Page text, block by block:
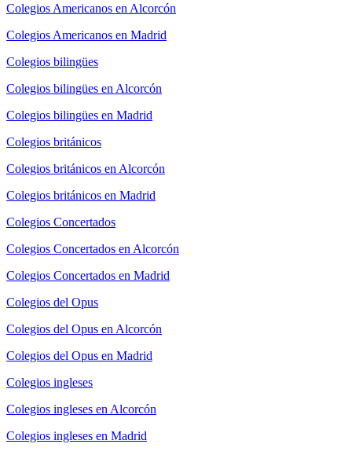
Colegios Americanos en Alcorcón
Colegios Americanos en Madrid
Colegios bilingües
Colegios bilingües en Alcorcón
Colegios bilingües en Madrid
Colegios británicos
Colegios británicos en Alcorcón
Colegios británicos en Madrid
Colegios Concertados
Colegios Concertados en Alcorcón
Colegios Concertados en Madrid
Colegios del Opus
Colegios del Opus en Alcorcón
Colegios del Opus en Madrid
Colegios ingleses
Colegios ingleses en Alcorcón
Colegios ingleses en Madrid